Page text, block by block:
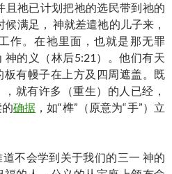
且祂已计划把祂的选民带到祂的
满足， 神就差遣祂的儿子来，
作。在祂里面，也就是那无罪
神的义（林后5:21）。他们有天
板有幔子在上方及四周遮盖。既
就有许多（重生）的人已经，
确据 ，如“榫”（原意为“手”）立
不会学到关于我们的三一 神的